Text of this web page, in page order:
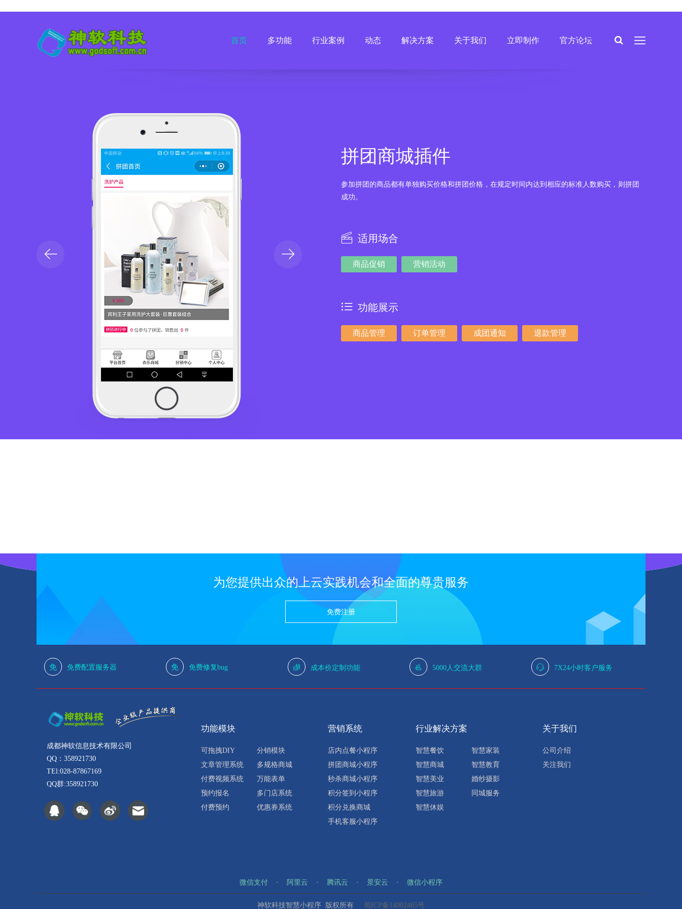
首页 多功能 行业案例 动态 解决方案 关于我们 立即制作 官方论坛
拼团商城插件
参加拼团的商品都有单独购买价格和拼团价格，在规定时间内达到相应的标准人数购买，则拼团
成功。
适用场合
商品促销 营销活动
功能展示
商品管理 订单管理 成团通知 退款管理
为您提供出众的上云实践机会和全面的尊贵服务
免费注册
免 免费配置服务器 免 免费修复bug 成本价定制功能 5000人交流大群 7X24小时客户服务
成都神软信息技术有限公司
QQ：358921730
TEl:028-87867169
QQ群:358921730
功能模块
可拖拽DIY
分销模块
文章管理系统
多规格商城
付费视频系统
万能表单
预约报名
多门店系统
付费预约
优惠券系统
营销系统
店内点餐小程序
拼团商城小程序
秒杀商城小程序
积分签到小程序
积分兑换商城
手机客服小程序
行业解决方案
智慧餐饮
智慧家装
智慧商城
智慧教育
智慧美业
婚纱摄影
智慧旅游
同城服务
智慧休娱
关于我们
公司介绍
关注我们
微信支付 · 阿里云 · 腾讯云 · 景安云 · 微信小程序
神软科技智慧小程序 版权所有 蜀ICP备14002465号